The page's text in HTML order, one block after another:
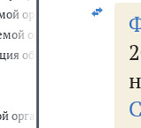
организации
организацией
общего собрания
организации за